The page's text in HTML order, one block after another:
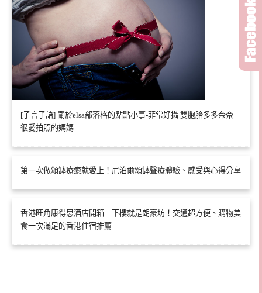
[子言子語] 關於elsa部落格的點點小事-菲常好攝 雙胞胎多多奈奈
很愛拍照的媽媽
第一次做頌缽療癒就愛上！尼泊爾頌缽聲療體驗、感受與心得分享
香港旺角康得思酒店開箱｜下樓就是朗豪坊！交通超方便、購物美
食一次滿足的香港住宿推薦